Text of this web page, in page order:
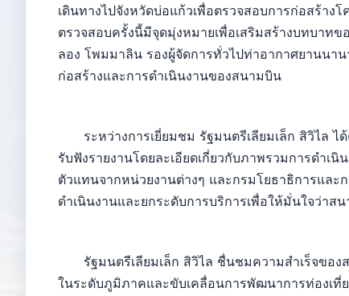
เดินทางไปจังหวัดบ่อแก้วเพื่อตรวจสอบการก่อสร้า
ตรวจสอบครั้งนี้มีจุดมุ่งหมายเพื่อเสริมสร้างบทบาท
ลอง โพมมาลิน รองผู้จัดการทั่วไปท่าอากาศยานนา
ก่อสร้างและการดำเนินงานของสนามบิน
ระหว่างการเยี่ยมชม รัฐมนตรีเลียมเล็ก สิวิไล ไ
รับฟังรายงานโดยละเอียดเกี่ยวกับภาพรวมการดำ
ตัวแทนจากหน่วยงานต่างๆ และกรมโยธาธิการและ
ดำเนินงานและยกระดับการบริการเพื่อให้มั่นใจว่าส
รัฐมนตรีเลียมเล็ก สิวิไล ชื่นชมความสำเร็จของส
ในระดับภูมิภาคและขับเคลื่อนการพัฒนาการท่องเ